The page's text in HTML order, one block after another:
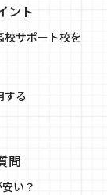
ント
校サポート校を
する
問
い？